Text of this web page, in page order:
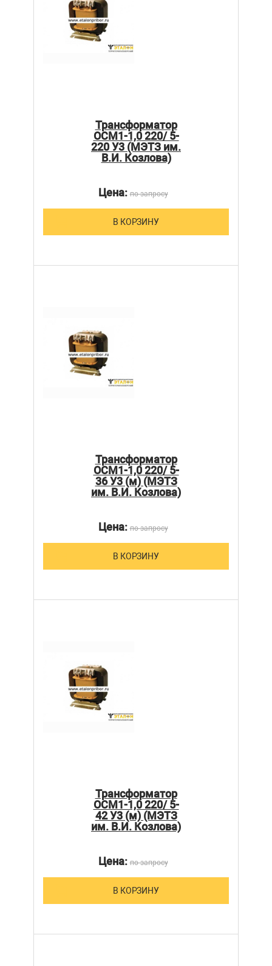
Трансформатор
ОСМ1-1,0 220/ 5-
220 У3 (МЭТЗ им.
В.И. Козлова)
Цена:по запросу
В КОРЗИНУ
Трансформатор
ОСМ1-1,0 220/ 5-
36 У3 (м) (МЭТЗ
им. В.И. Козлова)
Цена:по запросу
В КОРЗИНУ
Трансформатор
ОСМ1-1,0 220/ 5-
42 У3 (м) (МЭТЗ
им. В.И. Козлова)
Цена:по запросу
В КОРЗИНУ